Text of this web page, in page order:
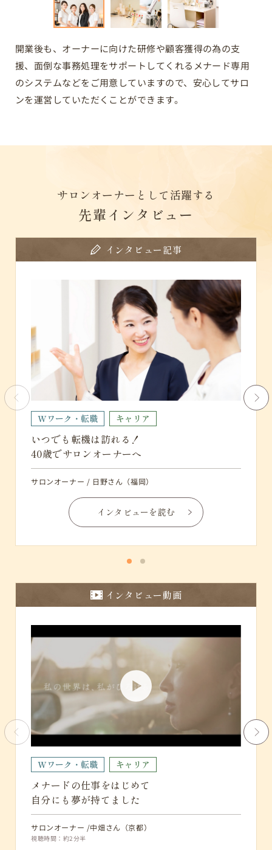
開業後も、オーナーに向けた研修や顧客獲得の為の支
援、面倒な事務処理をサポートしてくれるメナード専用
のシステムなどをご用意していますので、安心してサロ
ンを運営していただくことができます。
サロンオーナーとして活躍する
先輩インタビュー
インタビュー記事
Wワーク・転職 キャリア
いつでも転機は訪れる！
40歳でサロンオーナーへ
サロンオーナー / 日野さん（福岡）
インタビューを読む
インタビュー動画
Wワーク・転職 キャリア
メナードの仕事をはじめて
自分にも夢が持てました
サロンオーナー /中畑さん（京都）
視聴時間：約2分半